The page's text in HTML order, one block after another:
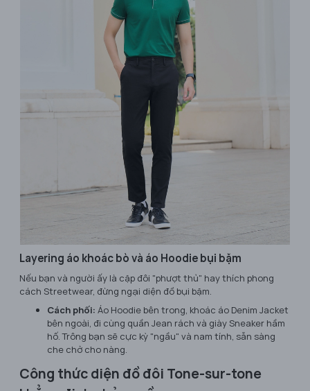
Layering áo khoác bò và áo Hoodie bụi bặm
Nếu bạn và người ấy là cặp đôi "phượt thủ" hay thích phong
cách Streetwear, đừng ngại diện đồ bụi bặm.
Cách phối: Áo Hoodie bên trong, khoác áo Denim Jacket
bên ngoài, đi cùng quần Jean rách và giày Sneaker hầm
hố. Trông bạn sẽ cực kỳ "ngầu" và nam tính, sẵn sàng
che chở cho nàng.
Công thức diện đồ đôi Tone-sur-tone